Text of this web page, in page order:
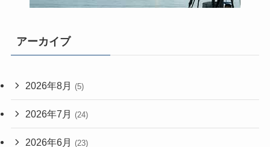
アーカイブ
2026年8月 (5)
2026年7月 (24)
2026年6月 (23)